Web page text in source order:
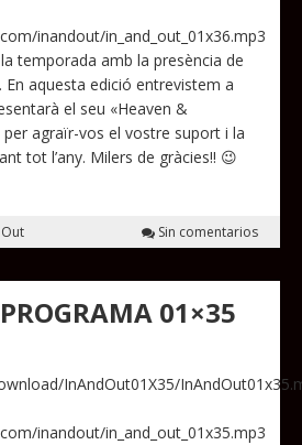
inandout/in_and_out_01x36.mp3
temporada amb la presència de
aquesta edició entrevistem a
el seu «Heaven &
agraïr-vos el vostre suport i la
tot l’any. Milers de gràcies!! 😉
Sin comentarios
01×35
InAndOut01X35/
inandout/in_and_out_01x35.mp3